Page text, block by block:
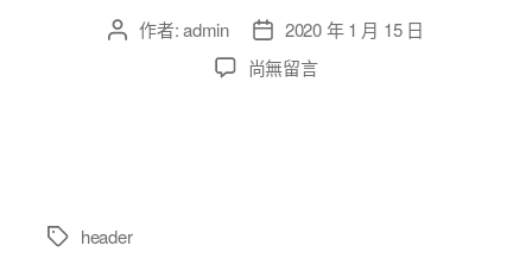
文 作者:admin
文
章
發
2020 年 1 月 15 日
在
尚無留言
標
header